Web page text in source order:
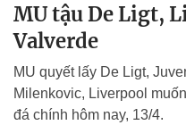
MU tậu De Ligt,
Valverde
MU quyết lấy De Ligt,
Milenkovic, Liverpool
đá chính hôm nay, 13/4.